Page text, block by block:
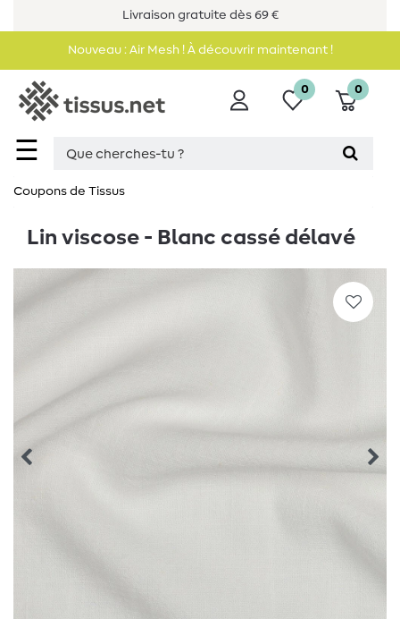
Livraison gratuite dès 69 €
Nouveau : Air Mesh ! À découvrir maintenant !
☰
0 0
Coupons de Tissus
Lin viscose - Blanc cassé délavé